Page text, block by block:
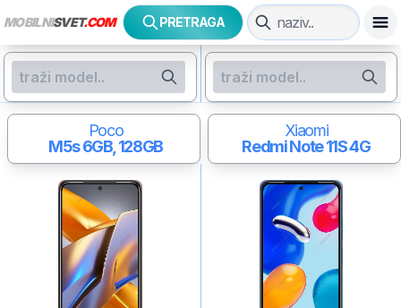
MOBILNISVET.COM PRETRAGA
Poco
M5s6GB, 128GB
Xiaomi
Redmi Note 11S 4G